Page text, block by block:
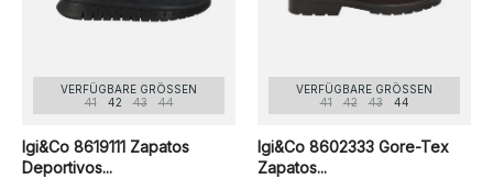
VERFÜGBARE GRÖSSEN
41
42 43 44
Igi&Co 8619111 Zapatos
Deportivos...
VERFÜGBARE GRÖSSEN
41
42 43 44
Igi&Co 8602333 Gore-Tex
Zapatos...